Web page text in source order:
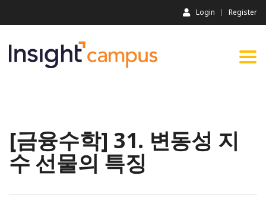
Login Register
[금융수학] 31. 변동성 지
수 선물의 특징